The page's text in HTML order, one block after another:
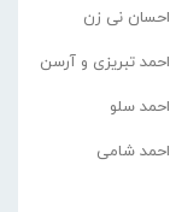
احسان نی زن
احمد تبریزی و آرسن
احمد سلو
احمد شامی